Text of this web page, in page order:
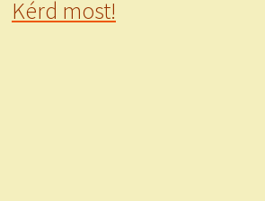
Kérd most!